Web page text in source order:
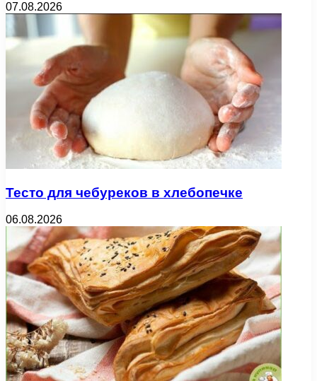
07.08.2026
Тесто для чебуреков в хлебопечке
06.08.2026